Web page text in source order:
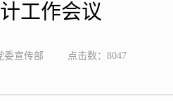
工作会议
委宣传部 点击数： 8047